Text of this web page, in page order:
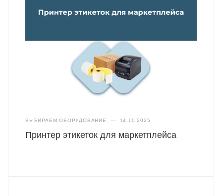
ВЫБИРАЕМ ОБОРУДОВАНИЕ — 14.10.2025
Принтер этикеток для маркетплейса